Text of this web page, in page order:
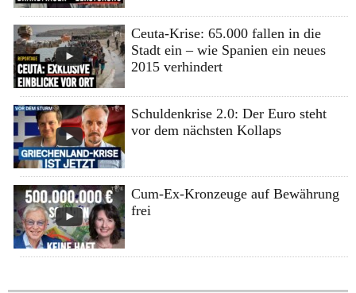
Ceuta-Krise: 65.000 fallen in die
Stadt ein – wie Spanien ein neues
2015 verhindert
Schuldenkrise 2.0: Der Euro steht
vor dem nächsten Kollaps
Cum-Ex-Kronzeuge auf Bewährung
frei